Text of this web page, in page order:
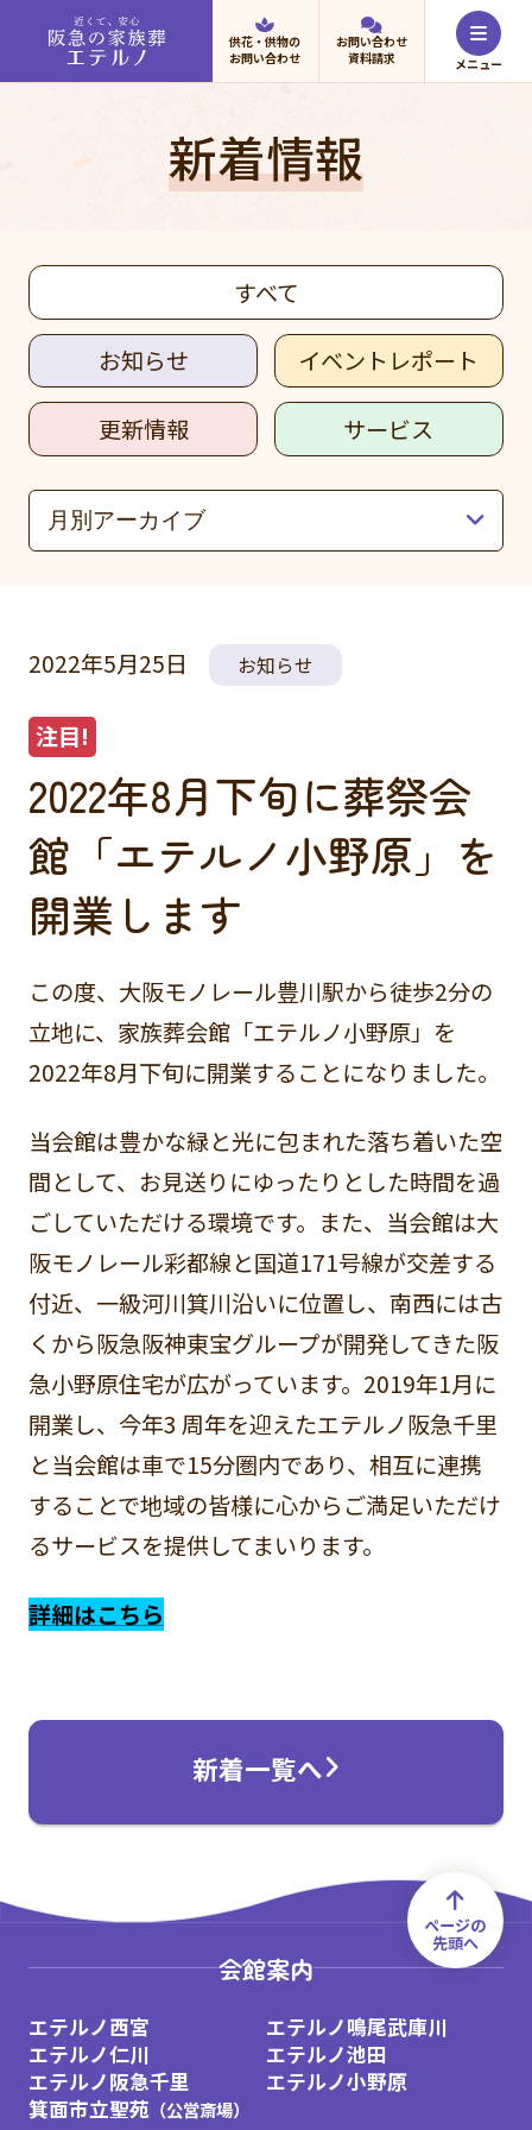
供花・供物の
お問い合わせ
お問い合わせ
資料請求
新着情報
すべて
お知らせ イベントレポート
更新情報 サービス
2022年5月25日 お知らせ
2022年8月下旬に葬祭会
館「エテルノ小野原」を
開業します
この度、大阪モノレール豊川駅から徒歩2分の
立地に、家族葬会館「エテルノ小野原」を
2022年8月下旬に開業することになりました。
当会館は豊かな緑と光に包まれた落ち着いた空
間として、お見送りにゆったりとした時間を過
ごしていただける環境です。また、当会館は大
阪モノレール彩都線と国道171号線が交差する
付近、一級河川箕川沿いに位置し、南西には古
くから阪急阪神東宝グループが開発してきた阪
急小野原住宅が広がっています。2019年1月に
開業し、今年3 周年を迎えたエテルノ阪急千里
と当会館は車で15分圏内であり、相互に連携
することで地域の皆様に心からご満足いただけ
るサービスを提供してまいります。
詳細はこちら
新着一覧へ
2022年8月下旬に葬祭会館「エテルノ
ページの
先頭へ
会館案内
エテルノ西宮
エテルノ鳴尾武庫川
エテルノ仁川
エテルノ池田
エテルノ阪急千里
エテルノ小野原
箕面市立聖苑（公営斎場）